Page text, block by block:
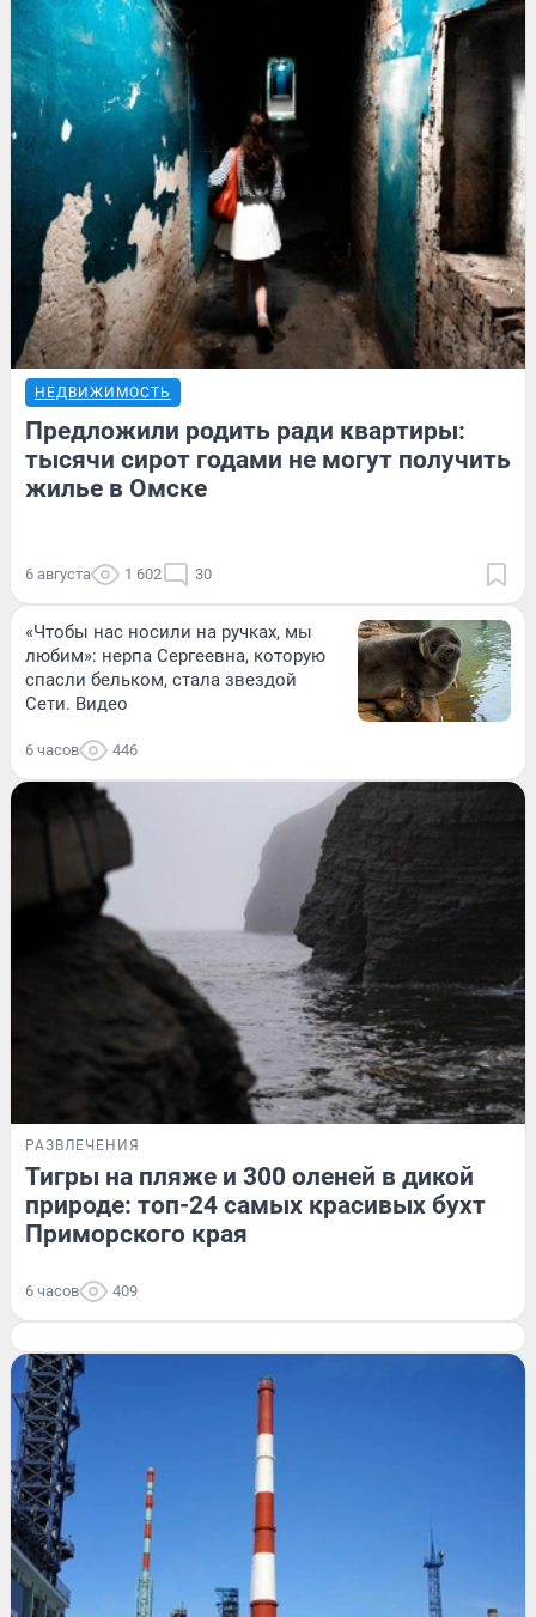
НЕДВИЖИМОСТЬ
Предложили родить ради квартиры:
тысячи сирот годами не могут получить
жилье в Омске
6 августа 1 602 30
«Чтобы нас носили на ручках, мы
любим»: нерпа Сергеевна, которую
спасли бельком, стала звездой
Сети. Видео
6 часов 446
РАЗВЛЕЧЕНИЯ
Тигры на пляже и 300 оленей в дикой
природе: топ-24 самых красивых бухт
Приморского края
6 часов 409